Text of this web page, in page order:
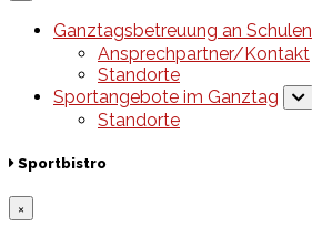
Ganztagsbetreuung an Schulen
Ansprechpartner/Kontakt
Standorte
Sportangebote im Ganztag
Standorte
Sportbistro
×